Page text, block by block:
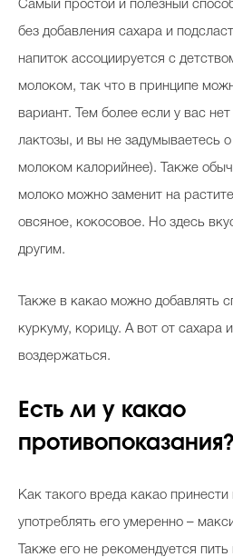
Самый простой и полезный
без добавления сахара и
напиток ассоциируется с
молоком, так что в принципе
вариант. Тем более если у вас
лактозы, и вы не задумываетесь
молоком калорийнее). Также
молоко можно заменит на
овсяное, кокосовое. Но здесь
другим.
Также в какао можно добавлять
куркуму, корицу. А вот от сахара
воздержаться.
Есть ли у какао
противопоказания?
Как такого вреда какао
употреблять его умеренно –
Также его не рекомендуется